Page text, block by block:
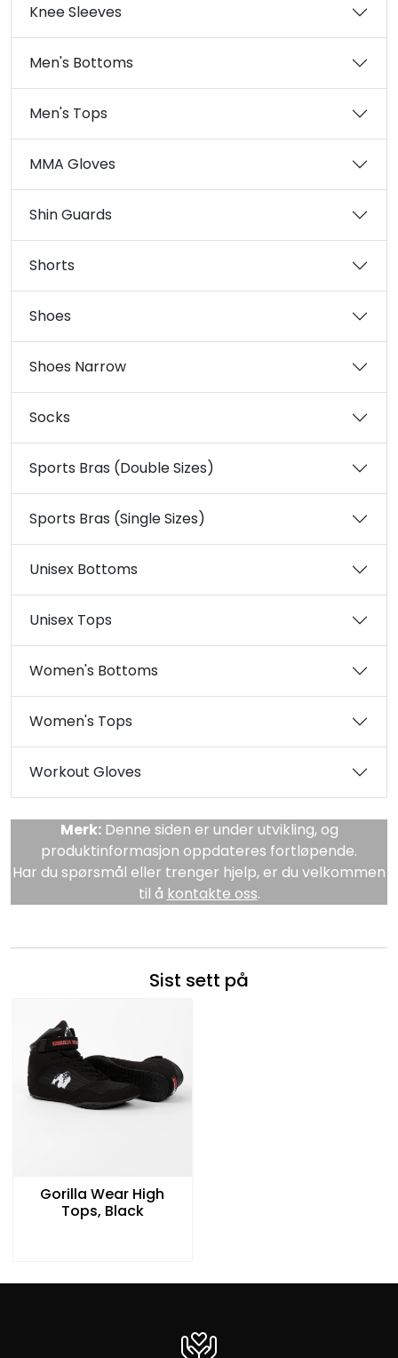
Knee Sleeves
Men's Bottoms
Men's Tops
MMA Gloves
Shin Guards
Shorts
Shoes
Shoes Narrow
Socks
Sports Bras (Double Sizes)
Sports Bras (Single Sizes)
Unisex Bottoms
Unisex Tops
Women's Bottoms
Women's Tops
Workout Gloves
Merk:Denne siden er under utvikling, og
produktinformasjon oppdateres fortløpende.
Har du spørsmål eller trenger hjelp, er du velkommen
til å kontakte oss.
Sist sett på
Gorilla Wear High
Tops, Black